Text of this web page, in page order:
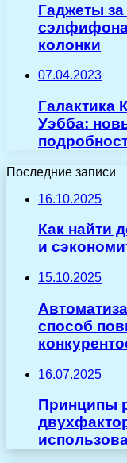
Гаджеты
колонки
07.04.2023
Галактика
Уэбба:
Последние записи
16.10.2025
Как найти
и
15.10.2025
способ
16.07.2025
Принципы